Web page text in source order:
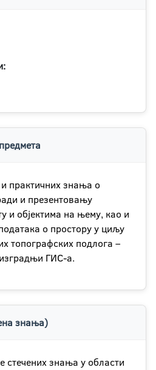
практичних знања о
и презентовању
и објектима на њему, као и
о простору у циљу
топографских подлога –
ГИС-а.
знања)
стечених знања у области